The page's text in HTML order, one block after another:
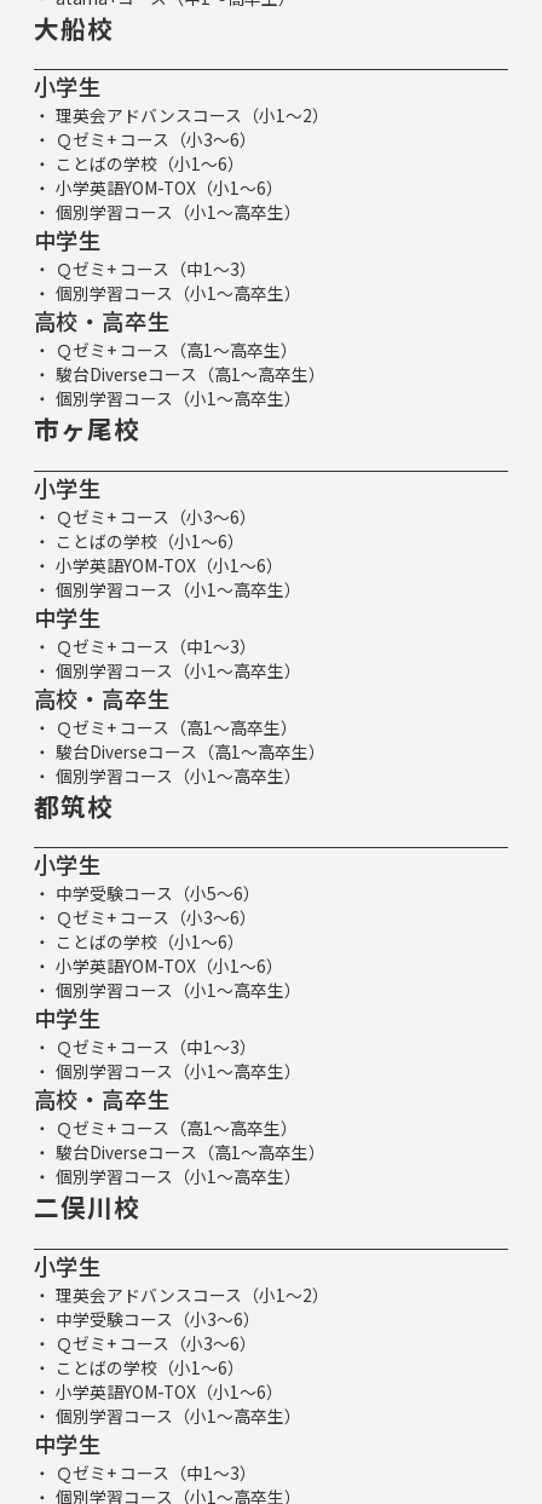
大船校
小学生
理英会アドバンスコース（小1～2）
Ｑゼミ+ コース（小3～6）
ことばの学校（小1～6）
小学英語YOM-TOX（小1～6）
個別学習コース（小1～高卒生）
中学生
Ｑゼミ+ コース（中1～3）
個別学習コース（小1～高卒生）
高校・高卒生
Ｑゼミ+ コース（高1～高卒生）
駿台Diverseコース（高1～高卒生）
個別学習コース（小1～高卒生）
市ヶ尾校
小学生
Ｑゼミ+ コース（小3～6）
ことばの学校（小1～6）
小学英語YOM-TOX（小1～6）
個別学習コース（小1～高卒生）
中学生
Ｑゼミ+ コース（中1～3）
個別学習コース（小1～高卒生）
高校・高卒生
Ｑゼミ+ コース（高1～高卒生）
駿台Diverseコース（高1～高卒生）
個別学習コース（小1～高卒生）
都筑校
小学生
中学受験コース（小5～6）
Ｑゼミ+ コース（小3～6）
ことばの学校（小1～6）
小学英語YOM-TOX（小1～6）
個別学習コース（小1～高卒生）
中学生
Ｑゼミ+ コース（中1～3）
個別学習コース（小1～高卒生）
高校・高卒生
Ｑゼミ+ コース（高1～高卒生）
駿台Diverseコース（高1～高卒生）
個別学習コース（小1～高卒生）
二俣川校
小学生
理英会アドバンスコース（小1～2）
中学受験コース（小3～6）
Ｑゼミ+ コース（小3～6）
ことばの学校（小1～6）
小学英語YOM-TOX（小1～6）
個別学習コース（小1～高卒生）
中学生
Ｑゼミ+ コース（中1～3）
個別学習コース（小1～高卒生）